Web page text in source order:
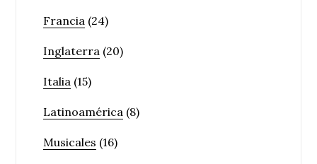
Francia (24)
Inglaterra (20)
Italia (15)
Latinoamérica (8)
Musicales (16)